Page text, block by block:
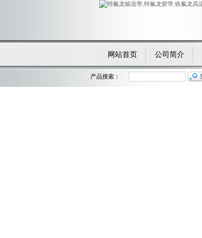
网站首页 公司简介
产品搜索：